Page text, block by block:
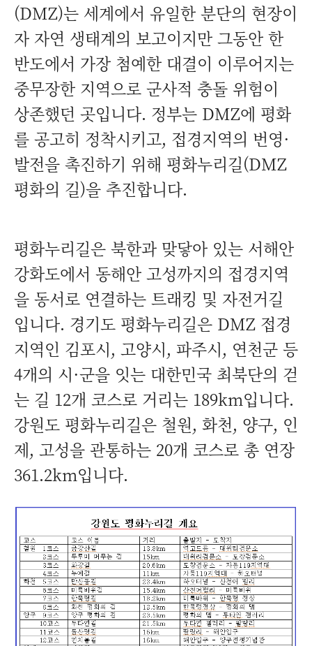
(DMZ)는 세계에서 유일한 분단의 현장이
자 자연 생태계의 보고이지만 그동안 한
반도에서 가장 첨예한 대결이 이루어지는
중무장한 지역으로 군사적 충돌 위험이
상존했던 곳입니다. 정부는 DMZ에 평화
를 공고히 정착시키고, 접경지역의 번영·
발전을 촉진하기 위해 평화누리길(DMZ
평화의 길)을 추진합니다.
평화누리길은 북한과 맞닿아 있는 서해안
강화도에서 동해안 고성까지의 접경지역
을 동서로 연결하는 트래킹 및 자전거길
입니다. 경기도 평화누리길은 DMZ 접경
지역인 김포시, 고양시, 파주시, 연천군 등
4개의 시·군을 잇는 대한민국 최북단의 걷
는 길 12개 코스로 거리는 189km입니다.
강원도 평화누리길은 철원, 화천, 양구, 인
제, 고성을 관통하는 20개 코스로 총 연장
361.2km입니다.